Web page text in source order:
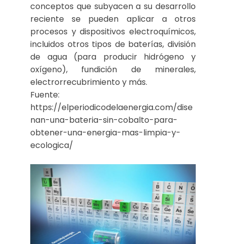
conceptos que subyacen a su desarrollo
reciente se pueden aplicar a otros
procesos y dispositivos electroquímicos,
incluidos otros tipos de baterías, división
de agua (para producir hidrógeno y
oxígeno), fundición de minerales,
electrorrecubrimiento y más.
Fuente:
https://elperiodicodelaenergia.com/dise
nan-una-bateria-sin-cobalto-para-
obtener-una-energia-mas-limpia-y-
ecologica/